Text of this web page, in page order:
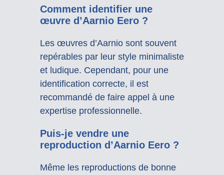
Comment identifier une
œuvre d’Aarnio Eero ?
Les œuvres d’Aarnio sont souvent
repérables par leur style minimaliste
et ludique. Cependant, pour une
identification correcte, il est
recommandé de faire appel à une
expertise professionnelle.
Puis-je vendre une
reproduction d’Aarnio Eero ?
Même les reproductions de bonne